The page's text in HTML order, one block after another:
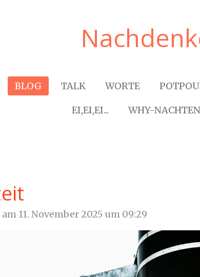
BLOG TALK WORTE
EI,EI,EI... WHY-NACHTEN
11. November 2025 um 09:29